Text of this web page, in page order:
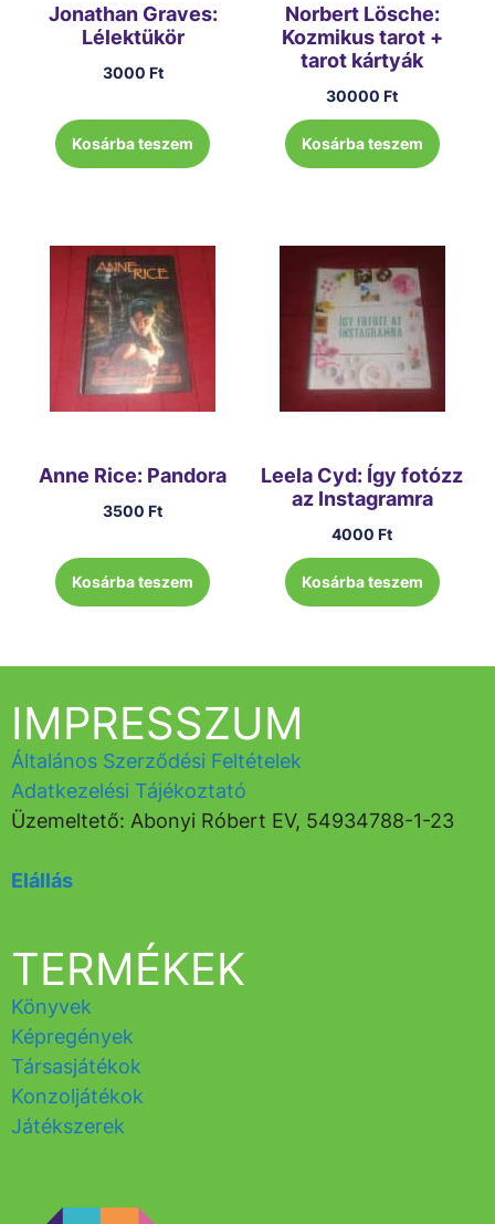
Jonathan Graves:
Lélektükör
3000 Ft
Kosárba teszem
Norbert Lösche:
Kozmikus tarot +
tarot kártyák
30000Ft
Kosárba teszem
Anne Rice: Pandora
3500Ft
Kosárba teszem
Leela Cyd: Így fotózz
az Instagramra
4000Ft
Kosárba teszem
TERMÉKEK
Könyvek
Képregények
Társasjátékok
Konzoljátékok
Játékszerek
IMPRESSZUM
Általános Szerződési Feltételek
Adatkezelési Tájékoztató
Üzemeltető: Abonyi Róbert EV, 54934788-1-23
Elállás